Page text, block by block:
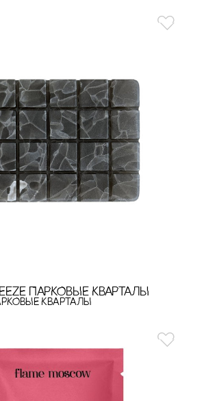
ПАРКОВЫЕ КВАРТАЛЫ
КВАРТАЛЫ